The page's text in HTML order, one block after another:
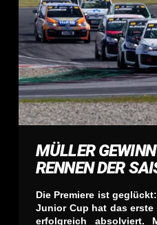
MÜLLER
RENNEN DER
Die Premiere ist
Junior Cup hat das erste
erfolgreich absolviert.